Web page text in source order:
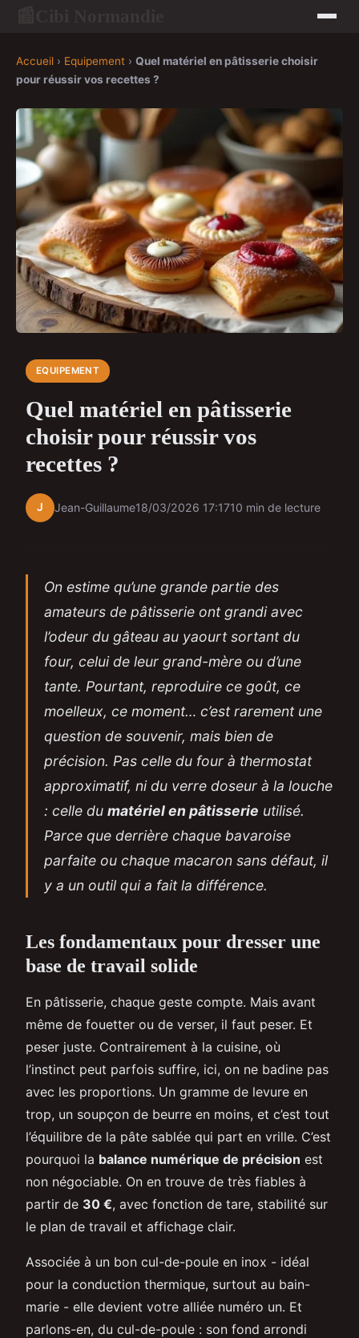
Accueil › Equipement › Quel matériel en pâtisserie choisir
pour réussir vos recettes ?
EQUIPEMENT
Quel matériel en pâtisserie
choisir pour réussir vos
recettes ?
J Jean-Guillaume18/03/2026 17:1710 min de lecture
On estime qu’une grande partie des
amateurs de pâtisserie ont grandi avec
l’odeur du gâteau au yaourt sortant du
four, celui de leur grand-mère ou d’une
tante. Pourtant, reproduire ce goût, ce
moelleux, ce moment… c’est rarement une
question de souvenir, mais bien de
précision. Pas celle du four à thermostat
approximatif, ni du verre doseur à la louche
: celle du matériel en pâtisserie utilisé.
Parce que derrière chaque bavaroise
parfaite ou chaque macaron sans défaut, il
y a un outil qui a fait la différence.
Les fondamentaux pour dresser une
base de travail solide
En pâtisserie, chaque geste compte. Mais avant
même de fouetter ou de verser, il faut peser. Et
peser juste. Contrairement à la cuisine, où
l’instinct peut parfois suffire, ici, on ne badine pas
avec les proportions. Un gramme de levure en
trop, un soupçon de beurre en moins, et c’est tout
l’équilibre de la pâte sablée qui part en vrille. C’est
pourquoi la balance numérique de précision est
non négociable. On en trouve de très fiables à
partir de 30 €, avec fonction de tare, stabilité sur
le plan de travail et affichage clair.
Associée à un bon cul-de-poule en inox - idéal
pour la conduction thermique, surtout au bain-
marie - elle devient votre alliée numéro un. Et
parlons-en, du cul-de-poule : son fond arrondi